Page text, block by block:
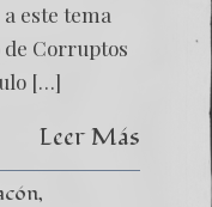
este tema
de Corruptos
[…]
Leer Más